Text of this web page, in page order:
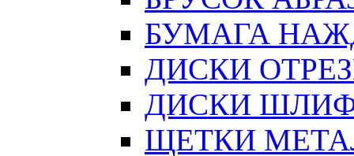
БУМАГА
ДИСКИ
ДИСКИ
ЩЕТКИ